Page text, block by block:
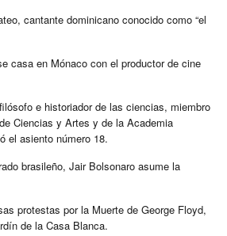
cantante dominicano conocido como “el
casa en Mónaco con el productor de cine
e historiador de las ciencias, miembro
Ciencias y Artes y de la Academia
el asiento número 18.​
brasileño, ​Jair Bolsonaro asume la
protestas por la Muerte de George Floyd,
de la Casa Blanca.